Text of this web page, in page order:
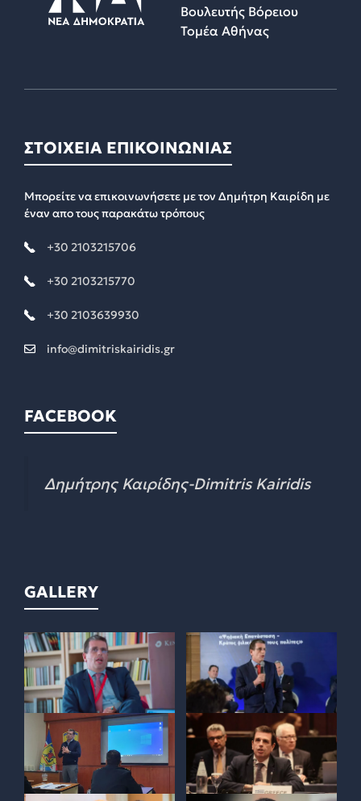
Βουλευτής Βόρειου
Τομέα Αθήνας
ΣΤΟΙΧΕΙΑ ΕΠΙΚΟΙΝΩΝΙΑΣ
Μπορείτε να επικοινωνήσετε με τον Δημήτρη Καιρίδη με
έναν απο τους παρακάτω τρόπους
+30 2103215706
+30 2103215770
+30 2103639930
info@dimitriskairidis.gr
FACEBOOK
Δημήτρης Καιρίδης-Dimitris Kairidis
GALLERY